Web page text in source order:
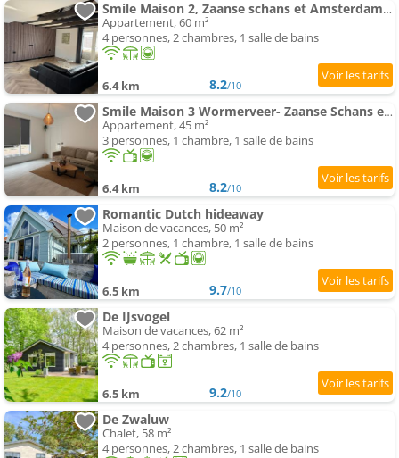
Smile Maison 2, Zaanse schans et Amsterdam Appartements
Appartement, 60 m²
4 personnes, 2 chambres, 1 salle de bains
6.4 km 8.2/10
Smile Maison 3 Wormerveer- Zaanse Schans en Amsterdam appartements
Appartement, 45 m²
3 personnes, 1 chambre, 1 salle de bains
6.4 km 8.2/10
Romantic Dutch hideaway
Maison de vacances, 50 m²
2 personnes, 1 chambre, 1 salle de bains
6.5 km 9.7/10
De IJsvogel
Maison de vacances, 62 m²
4 personnes, 2 chambres, 1 salle de bains
6.5 km 9.2/10
De Zwaluw
Chalet, 58 m²
4 personnes, 2 chambres, 1 salle de bains